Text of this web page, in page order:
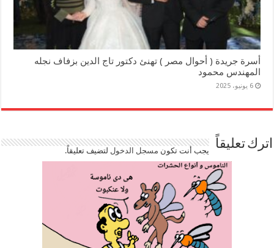
أسرة جريدة ( أحوال مصر ) تهنئ دكتور تاج الدين بزفاف نجله
المهندس محمود
6 يونيو، 2025
اترك تعليقاً يجب أنت تكون مسجل الدخوللتضيف تعليقاً.